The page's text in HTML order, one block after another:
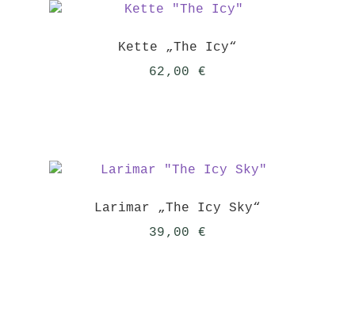
Kette „The Icy“
62,00 €
Larimar „The Icy Sky“
39,00 €